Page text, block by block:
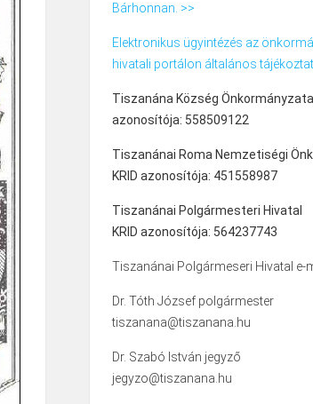
Bárhonnan. >>
Elektronikus ügyintézés az
hivatali portálon általános
Tiszanána Község Önkormányzata
azonosítója: 558509122
Tiszanánai Roma Nemzetiségi
KRID azonosítója: 451558987
Tiszanánai Polgármesteri Hivatal
KRID azonosítója: 564237743
Tiszanánai Polgármeseri Hivatal e-
Dr. Tóth József polgármester
tiszanana@tiszanana.hu
Dr. Szabó István jegyző
jegyzo@tiszanana.hu